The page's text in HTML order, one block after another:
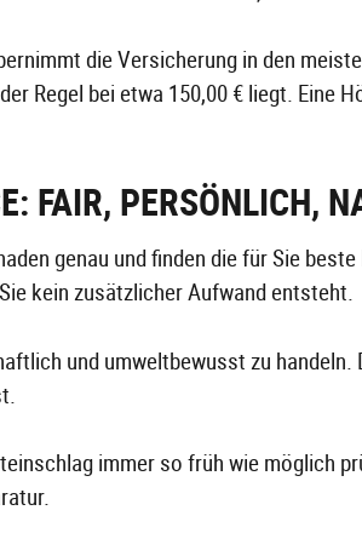
die Versicherung in den
Regel bei etwa 150,00 € liegt.
FAIR, PERSÖNLICH,
genau und finden die für Sie
kein zusätzlicher Aufwand entsteht.
und umweltbewusst zu
immer so früh wie möglich